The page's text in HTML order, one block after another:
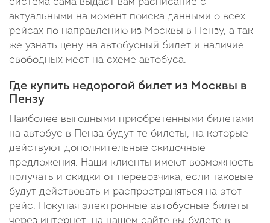
система сама выдаст вам расписание с
актуальными на момент поиска данными о всех
рейсах по направлению из Москвы в Пензу, а так
же узнать цену на автобусный билет и наличие
свободных мест на схеме автобуса.
Где купить недорогой билет из Москвы в
Пензу
Наиболее выгодными приобретенными билетами
на автобус в Пенза будут те билеты, на которые
действуют дополнительные скидочные
предложения. Наши клиенты имеют возможность
получать и скидки от перевозчика, если таковые
будут действовать и распространяться на этот
рейс. Покупая электронные автобусные билеты
через интернет, на нашем сайте вы будете в